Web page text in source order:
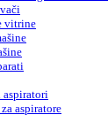
vitrine
aspiratori
aspiratore